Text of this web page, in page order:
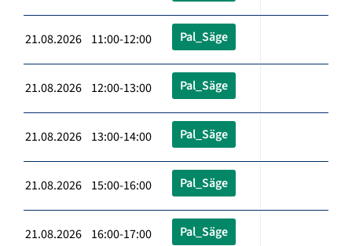
21.08.2026 11:00-12:00 Pal_Säge
21.08.2026 12:00-13:00 Pal_Säge
21.08.2026 13:00-14:00 Pal_Säge
21.08.2026 15:00-16:00 Pal_Säge
21.08.2026 16:00-17:00 Pal_Säge